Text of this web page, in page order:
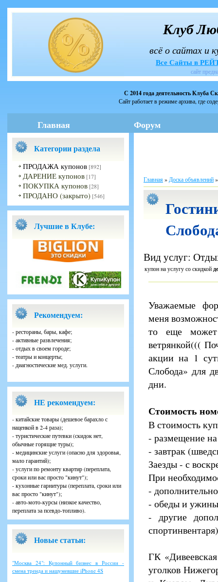
Клуб
всё о сайтах и
Все Сайты в
сайт
С 2014 года деятельность Клуба
Сайт работает в режиме архива, где
Главная Форум
Категории раздела
ПРОДАЖА купонов [892]
ДАРЕНИЕ купонов [17]
ПОКУПКА купонов [28]
ПРОДАНО (закрыто) [546]
Лучшие в Клубе:
Рекомендуем:
- рестораны, бары, кафе;
- активные развлечения;
- отдых в своем городе;
- театры и концерты;
- диагностические мед. услуги.
НЕ рекомендуем:
- китайские товары (дешевое барахло с
наценкой в 2-4 раза);
- туристические путевки (скидок нет,
обычные горящие туры);
- медицинские услуги (опасно для здоровья,
мало гарантий);
- услуги по ремонту квартир (переплата,
сроки или вас просто "кинут");
- кухонные гарнитуры (переплата, сроки или
вас просто "кинут");
- авто-мото-курсы (низкое качество,
переплата за псевдо-топливо).
Новые статьи:
"Москва 24": Купонный бизнес в России -
смена тренда и нашумевшие iPhone 4S
Главная» Доска объявлений
Вид услуг:
купон на услугу со скидкой
Уважаемые
меня
то еще может
ветрянкой(((
акции на 1
Слобода» для
дни.
Стоимость
В стоимость
- размещение
- завтрак
Заезды - с
При
-
- обеды и ужины
- другие
спортинвентаря)
ГК
уголков